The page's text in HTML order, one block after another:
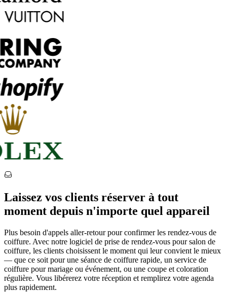
Laissez vos clients réserver à tout
moment depuis n'importe quel appareil
Plus besoin d'appels aller-retour pour confirmer les rendez-vous de
coiffure. Avec notre logiciel de prise de rendez-vous pour salon de
coiffure, les clients choisissent le moment qui leur convient le mieux
— que ce soit pour une séance de coiffure rapide, un service de
coiffure pour mariage ou événement, ou une coupe et coloration
régulière. Vous libérerez votre réception et remplirez votre agenda
plus rapidement.